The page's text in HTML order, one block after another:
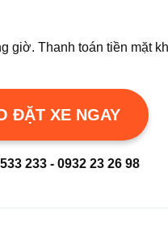
giờ. Thanh toán tiền mặt
ĐẶT XE NGAY
233 - 0932 23 26 98